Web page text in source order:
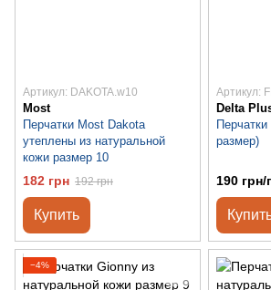
Артикул: DAKOTA.w10
Most
Перчатки Most Dakota
утеплены из натуральной
кожи размер 10
182 грн 192 грн
Купить
Артикул:
Delta
размер)
190 грн/
−4%